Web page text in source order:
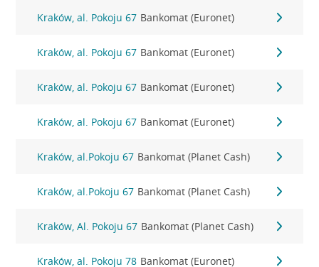
Kraków, al. Pokoju 67 Bankomat (Euronet)
Kraków, al. Pokoju 67 Bankomat (Euronet)
Kraków, al. Pokoju 67 Bankomat (Euronet)
Kraków, al. Pokoju 67 Bankomat (Euronet)
Kraków, al.Pokoju 67 Bankomat (Planet Cash)
Kraków, al.Pokoju 67 Bankomat (Planet Cash)
Kraków, Al. Pokoju 67 Bankomat (Planet Cash)
Kraków, al. Pokoju 78 Bankomat (Euronet)